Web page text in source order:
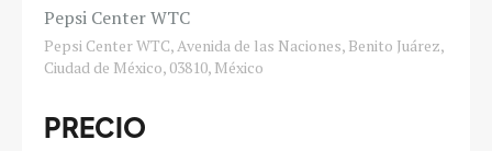
Pepsi Center WTC
Pepsi Center WTC, Avenida de las Naciones, Benito Juárez,
Ciudad de México, 03810, México
PRECIO